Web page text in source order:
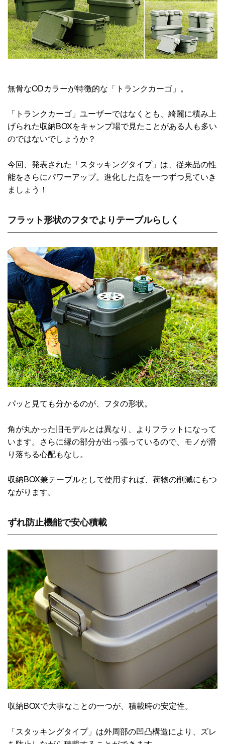
無骨なODカラーが特徴的な「トランクカーゴ」。
「トランクカーゴ」ユーザーではなくとも、綺麗に積み上
げられた収納BOXをキャンプ場で見たことがある人も多い
のではないでしょうか？
今回、発表された「スタッキングタイプ」は、従来品の性
能をさらにパワーアップ。進化した点を一つずつ見ていき
ましょう！
フラット形状のフタでよりテーブルらしく
パッと見ても分かるのが、フタの形状。
角が丸かった旧モデルとは異なり、よりフラットになって
います。さらに縁の部分が出っ張っているので、モノが滑
り落ちる心配もなし。
収納BOX兼テーブルとして使用すれば、荷物の削減にもつ
ながります。
ずれ防止機能で安心積載
収納BOXで大事なことの一つが、積載時の安定性。
「スタッキングタイプ」は外周部の凹凸構造により、ズレ